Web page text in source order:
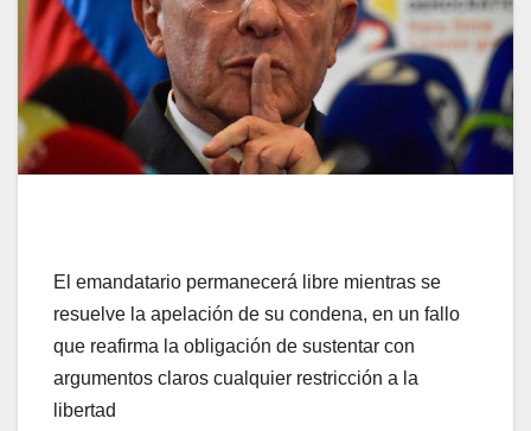
El emandatario permanecerá libre mientras se
resuelve la apelación de su condena, en un fallo
que reafirma la obligación de sustentar con
argumentos claros cualquier restricción a la
libertad